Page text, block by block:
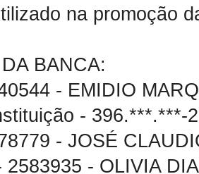
na promoção
BANCA:
- EMIDIO
- 396.***.***-
- JOSÉ
2583935 - OLIVIA